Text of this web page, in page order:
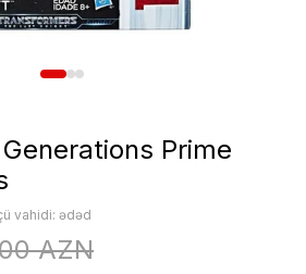
Prime
vahidi: ədəd
AZN